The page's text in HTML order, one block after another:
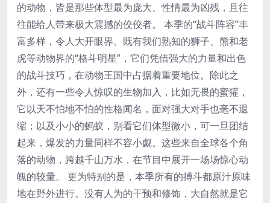
的动物，皆是那些体型最为庞大、性情最为凶残，且往
往能给人带来极大震撼的佼佼者。 本季的“战斗阵容”丰
富多样，令人大开眼界。既有我们熟知的狮子、熊和老
虎等动物界的“格斗明星”，它们凭借强大的力量和出色
的战斗技巧，在动物王国中占据着重要地位。除此之
外，还有一些令人惊叹的生物加入，比如无畏的蜜獾，
它以天不怕地不怕的性格闻名，面对强大对手也毫不退
缩；以及小小的蚂蚁，别看它们体型微小，可一旦团结
起来，爆发的力量同样不容小觑。这些来自全球各个角
落的动物，跨越千山万水，在节目中展开一场场惊心动
魄的较量。 更为特别的是，本季所有的搏斗都原汁原味
地在野外进行。没有人为的干预和修饰，大自然就是它